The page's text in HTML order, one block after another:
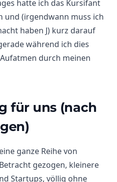
hatte ich das Kursifant
und (irgendwann muss ich
haben J) kurz darauf
während ich dies
durch meinen
für uns (nach
ganze Reihe von
gezogen, kleinere
Startups, völlig ohne